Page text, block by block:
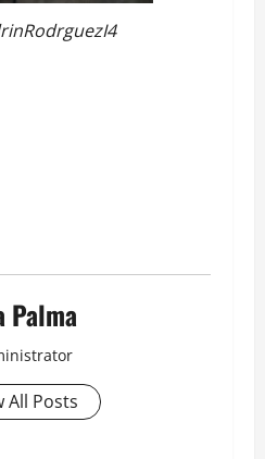
Palma
All Posts